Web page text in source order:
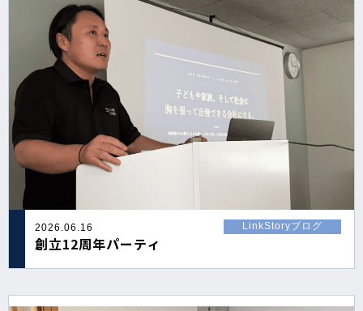
2026.06.16 LinkStoryブログ
創立12周年パーティ